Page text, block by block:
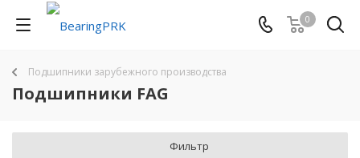
0
Подшипники зарубежного производства
Подшипники FAG
Фильтр